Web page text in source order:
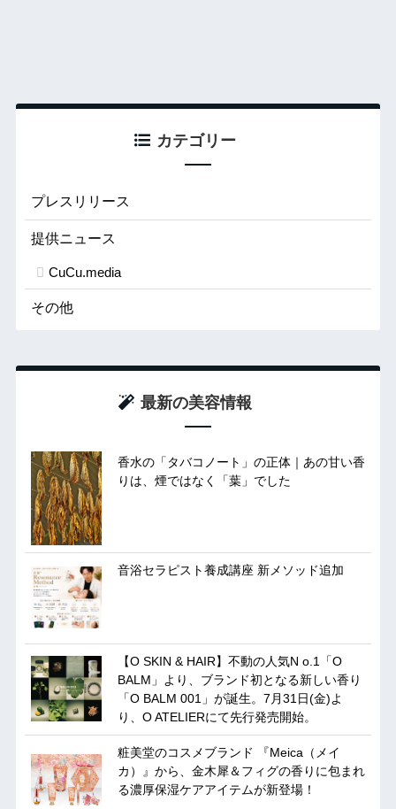
カテゴリー
プレスリリース
提供ニュース
CuCu.media
その他
最新の美容情報
香水の「タバコノート」の正体｜あの甘い香
りは、煙ではなく「葉」でした
音浴セラピスト養成講座 新メソッド追加
【O SKIN & HAIR】不動の人気N o.1「O
BALM」より、ブランド初となる新しい香り
「O BALM 001」が誕生。7月31日(金)よ
り、O ATELIERにて先行発売開始。
粧美堂のコスメブランド 『Meica（メイ
カ）』から、金木犀＆フィグの香りに包まれ
る濃厚保湿ケアアイテムが新登場！